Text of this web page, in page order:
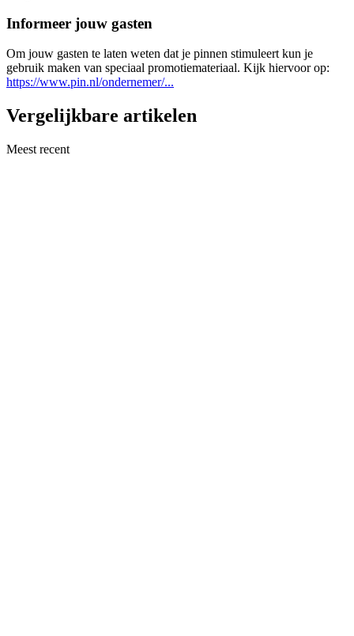
Informeer jouw gasten
Om jouw gasten te laten weten dat je pinnen stimuleert kun je
gebruik maken van speciaal promotiemateriaal. Kijk hiervoor op:
https://www.pin.nl/ondernemer/...
Vergelijkbare artikelen
Meest recent